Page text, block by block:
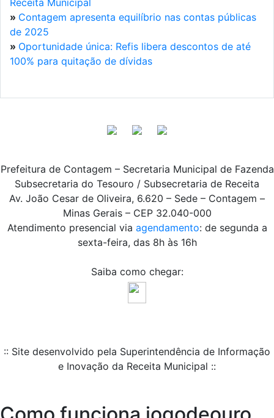
Receita Municipal
» Contagem apresenta equilíbrio nas contas públicas
de 2025
» Oportunidade única: Refis libera descontos de até
100% para quitação de dívidas
Prefeitura de Contagem – Secretaria Municipal de Fazenda
Subsecretaria do Tesouro / Subsecretaria de Receita
Av. João Cesar de Oliveira, 6.620 – Sede – Contagem –
Minas Gerais – CEP 32.040-000
Atendimento presencial via agendamento: de segunda a
sexta-feira, das 8h às 16h
Saiba como chegar:
:: Site desenvolvido pela Superintendência de Informação
e Inovação da Receita Municipal ::